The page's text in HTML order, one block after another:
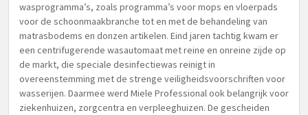
wasprogramma’s, zoals programma’s voor mops en vloerpads
voor de schoonmaakbranche tot en met de behandeling van
matrasbodems en donzen artikelen. Eind jaren tachtig kwam er
een centrifugerende wasautomaat met reine en onreine zijde op
de markt, die speciale desinfectiewas reinigt in
overeenstemming met de strenge veiligheidsvoorschriften voor
wasserijen. Daarmee werd Miele Professional ook belangrijk voor
ziekenhuizen, zorgcentra en verpleeghuizen. De gescheiden